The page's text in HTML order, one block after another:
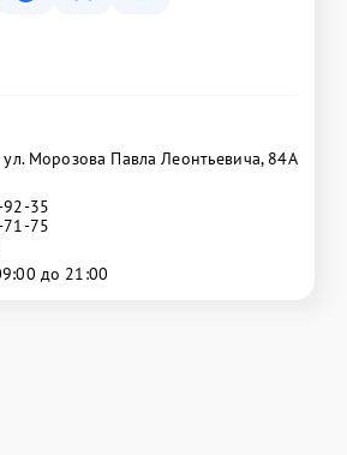
ул. Морозова Павла Леонтьевича, 84А
92-35
71-75
до 21:00